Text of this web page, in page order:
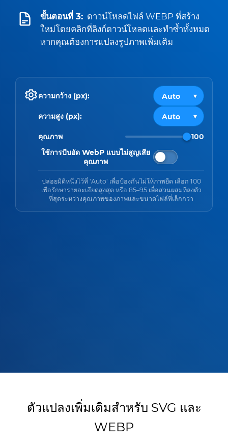
ขั้นตอนที่ 3: ดาวน์โหลดไฟล์ WEBP ที่สร้าง
ใหม่โดยคลิกที่ลิงก์ดาวน์โหลดและทำซ้ำทั้งหมด
หากคุณต้องการแปลงรูปภาพเพิ่มเติม
ความกว้าง (px):
ความสูง (px):
คุณภาพ
100
ใช้การบีบอัด WebP แบบไม่สูญเสีย
คุณภาพ
ปล่อยมิติหนึ่งไว้ที่ 'Auto' เพื่อป้องกันไม่ให้ภาพยืด เลือก 100
เพื่อรักษารายละเอียดสูงสุด หรือ 85–95 เพื่อส่วนผสมที่ลงตัว
ที่สุดระหว่างคุณภาพของภาพและขนาดไฟล์ที่เล็กกว่า
ตัวแปลงเพิ่มเติมสำหรับ SVG และ
WEBP